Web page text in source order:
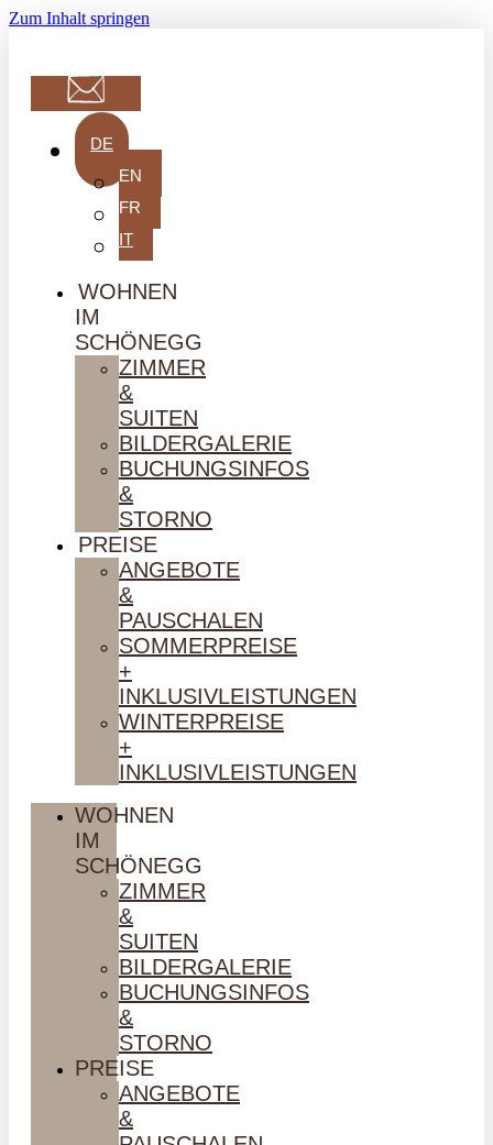
Zum Inhalt springen
DE
EN
FR
IT
WOHNEN
IM
SCHÖNEGG
ZIMMER
&
SUITEN
BILDERGALERIE
BUCHUNGSINFOS
&
STORNO
PREISE
ANGEBOTE
&
PAUSCHALEN
SOMMERPREISE
+
INKLUSIVLEISTUNGEN
WINTERPREISE
+
INKLUSIVLEISTUNGEN
WOHNEN
IM
SCHÖNEGG
ZIMMER
&
SUITEN
BILDERGALERIE
BUCHUNGSINFOS
&
STORNO
PREISE
ANGEBOTE
&